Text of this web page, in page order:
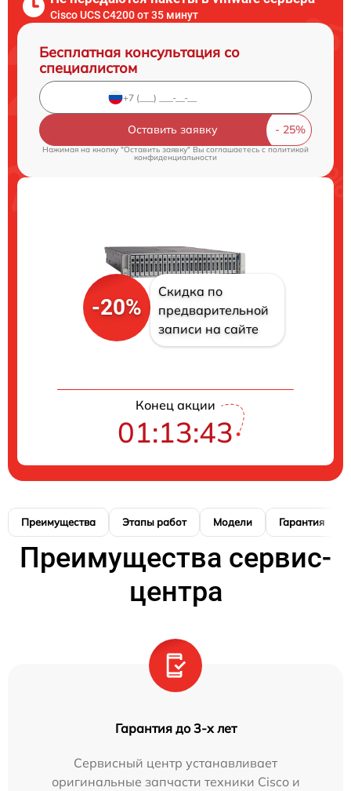
Cisco UCS C4200 от 35 минут
Бесплатная консультация со
специалистом
Оставить заявку
Нажимая на кнопку "Оставить заявку" Вы соглашаетесь cполитикой
конфиденциальности
-20%
Скидка по
предварительной
записи на сайте
Конец акции
01:13:42
Преимущества Этапы работ Модели Гарантия
Преимущества сервис-
центра
Гарантия до 3-х лет
Сервисный центр устанавливает
оригинальные запчасти техники Cisco и